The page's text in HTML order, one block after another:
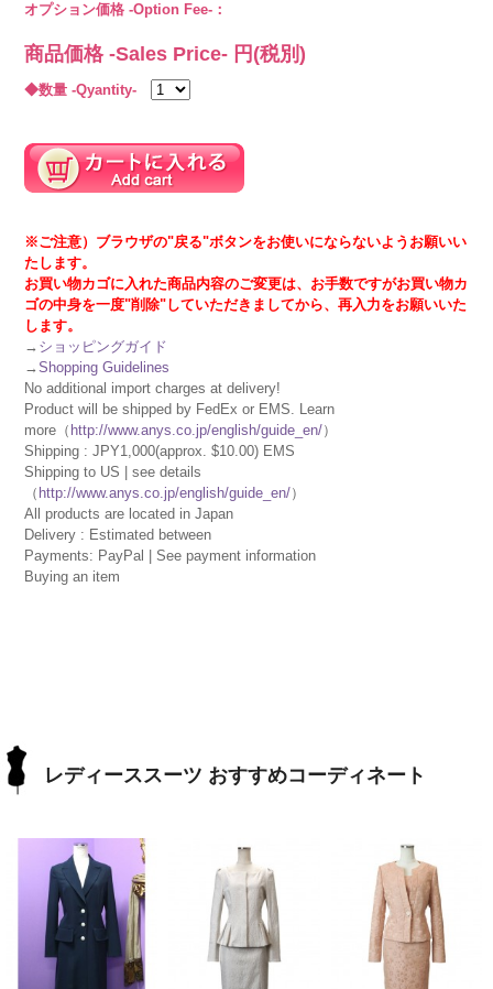
オプション価格 -Option Fee-：
商品価格 -Sales Price- 円(税別)
◆数量 -Qyantity-
※ご注意）ブラウザの"戻る"ボタンをお使いにならないようお願いい
たします。
お買い物カゴに入れた商品内容のご変更は、お手数ですがお買い物カ
ゴの中身を一度"削除"していただきましてから、再入力をお願いいた
します。
→ ショッピングガイド
→Shopping Guidelines
No additional import charges at delivery!
Product will be shipped by FedEx or EMS. Learn
more（ http://www.anys.co.jp/english/guide_en/）
Shipping : JPY1,000(approx. $10.00) EMS
Shipping to US | see details
（ http://www.anys.co.jp/english/guide_en/）
All products are located in Japan
Delivery : Estimated between
Payments: PayPal | See payment information
Buying an item
レディーススーツ おすすめコーディネート